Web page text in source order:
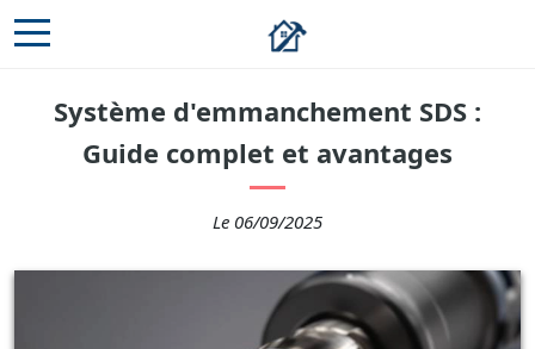
Système d'emmanchement SDS :
Guide complet et avantages
Le 06/09/2025